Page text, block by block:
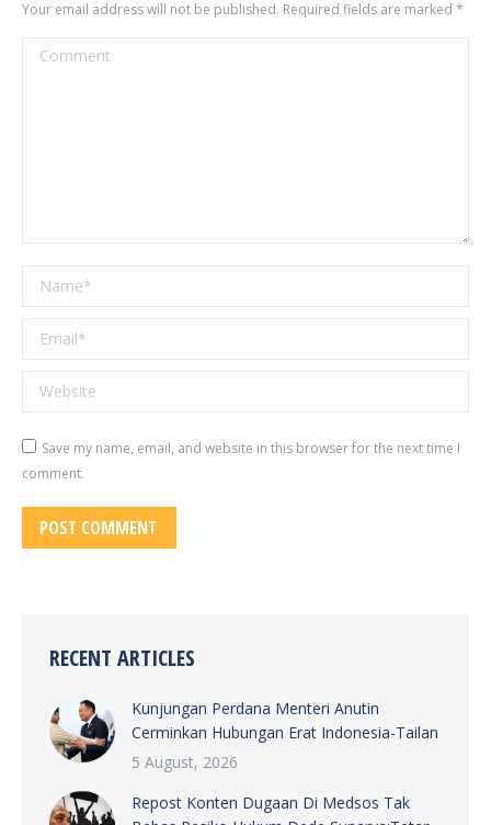
Your email address will not be published. Required fields are marked *
Comment
Name *
Email *
Website
Save my name, email, and website in this browser for the next time I
comment.
POST COMMENT
RECENT ARTICLES
Kunjungan Perdana Menteri Anutin
Cerminkan Hubungan Erat Indonesia-Tailan
5 August, 2026
Repost Konten Dugaan Di Medsos Tak